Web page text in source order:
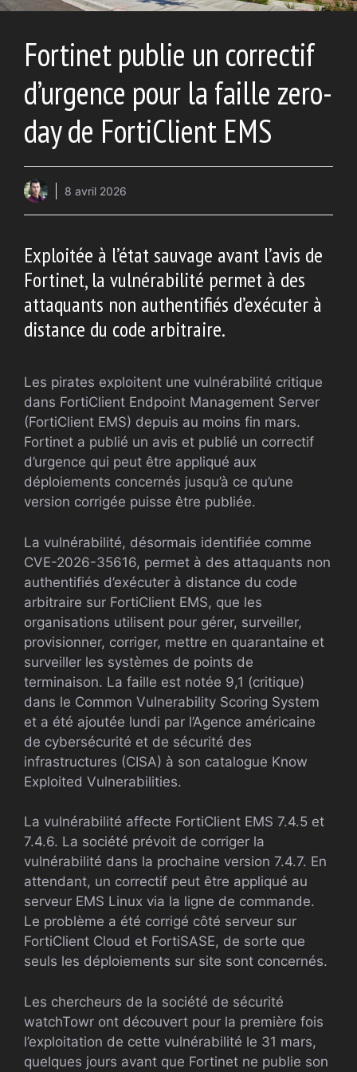
Fortinet publie un correctif
d’urgence pour la faille zero-
day de FortiClient EMS
8 avril 2026
Exploitée à l’état sauvage avant l’avis de
Fortinet, la vulnérabilité permet à des
attaquants non authentifiés d’exécuter à
distance du code arbitraire.
Les pirates exploitent une vulnérabilité critique
dans FortiClient Endpoint Management Server
(FortiClient EMS) depuis au moins fin mars.
Fortinet a publié un avis et publié un correctif
d’urgence qui peut être appliqué aux
déploiements concernés jusqu’à ce qu’une
version corrigée puisse être publiée.
La vulnérabilité, désormais identifiée comme
CVE-2026-35616, permet à des attaquants non
authentifiés d’exécuter à distance du code
arbitraire sur FortiClient EMS, que les
organisations utilisent pour gérer, surveiller,
provisionner, corriger, mettre en quarantaine et
surveiller les systèmes de points de
terminaison. La faille est notée 9,1 (critique)
dans le Common Vulnerability Scoring System
et a été ajoutée lundi par l’Agence américaine
de cybersécurité et de sécurité des
infrastructures (CISA) à son catalogue Know
Exploited Vulnerabilities.
La vulnérabilité affecte FortiClient EMS 7.4.5 et
7.4.6. La société prévoit de corriger la
vulnérabilité dans la prochaine version 7.4.7. En
attendant, un correctif peut être appliqué au
serveur EMS Linux via la ligne de commande.
Le problème a été corrigé côté serveur sur
FortiClient Cloud et FortiSASE, de sorte que
seuls les déploiements sur site sont concernés.
Les chercheurs de la société de sécurité
watchTowr ont découvert pour la première fois
l’exploitation de cette vulnérabilité le 31 mars,
quelques jours avant que Fortinet ne publie son